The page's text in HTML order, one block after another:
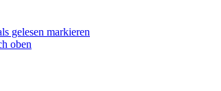
gelesen markieren
oben